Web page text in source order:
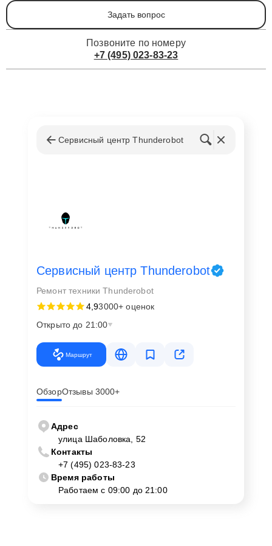
Задать вопрос
Позвоните по номеру
+7 (495) 023-83-23
Сервисный центр Thunderobot
Сервисный центр Thunderobot
Ремонт техники Thunderobot
4,93000+ оценок
Открыто до 21:00
Маршрут
ОбзорОтзывы 3000+
Адрес
улица Шаболовка, 52
Контакты
+7 (495) 023-83-23
Время работы
Работаем с 09:00 до 21:00